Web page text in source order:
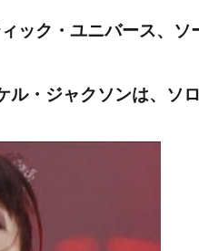
ック・ユニバース、
ル・ジャクソンは、ソ